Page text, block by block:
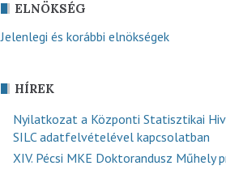
ELNÖKSÉG
Jelenlegi és korábbi elnökségek
HÍREK
Nyilatkozat a Központi Statisztikai
SILC adatfelvételével kapcsolatban
XIV. Pécsi MKE Doktorandusz Műhely